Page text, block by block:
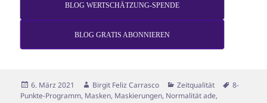
BLOG WERTSCHÄTZUNG-SPENDE
BLOG GRATIS ABONNIEREN
Veröffentlicht
am
6. März 2021 Autor
Birgit Feliz Carrasco Kategorien
Zeitqualität
8-
Punkte-Programm, Masken, Maskierungen, Normalität ade,